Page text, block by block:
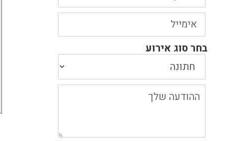
אימייל
בחר סוג אירוע
ההודעה
שלך